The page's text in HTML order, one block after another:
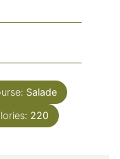
Salade
220